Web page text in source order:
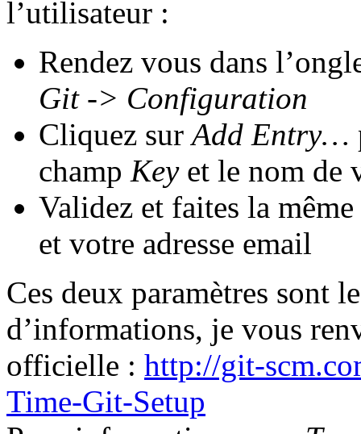
l’utilisateur :
Rendez vous dans
Git -> Configuration
Cliquez surAdd Entry…
champ Keyet le nom de
Validez et faites la
et votre adresse email
Ces deux paramètres sont
d’informations, je vous
officielle : http://git-
Time-Git-Setup